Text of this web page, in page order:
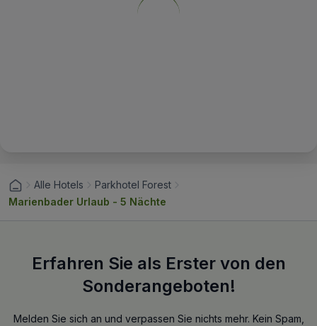
Alle Hotels
Parkhotel Forest
Marienbader Urlaub - 5 Nächte
Erfahren Sie als Erster von den
Sonderangeboten!
Melden Sie sich an und verpassen Sie nichts mehr. Kein Spam,